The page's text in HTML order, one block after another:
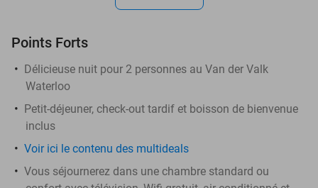
Points Forts
Délicieuse nuit pour 2 personnes au Van der Valk
Waterloo
Petit-déjeuner, check-out tardif et boisson de bienvenue
inclus
Voir ici le contenu des multideals
Vous séjournerez dans une chambre standard ou